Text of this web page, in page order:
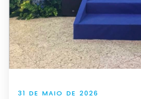
31 DE MAIO DE 2026